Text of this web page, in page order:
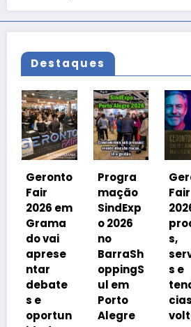
Destaques
Progra
mação
SindExp
o 2026
no
BarraSh
oppingS
ul em
Porto
Alegre
Geronto
Fair
2026 :
produto
s,
serviço
s e
tendên
cias
voltada
s